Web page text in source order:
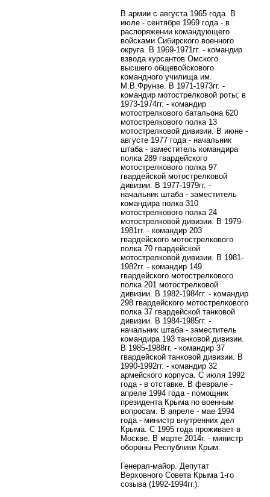
В армии с августа 1965 года. В
июле - сентябре 1969 года - в
распоряжении командующего
войсками Сибирского военного
округа. В 1969-1971гг. - командир
взвода курсантов Омского
высшего общевойскового
командного училища им.
М.В.Фрунзе. В 1971-1973гг. -
командир мотострелковой роты; в
1973-1974гг. - командир
мотострелкового батальона 620
мотострелкового полка 13
мотострелковой дивизии. В июне -
августе 1977 года - начальник
штаба - заместитель командира
полка 289 гвардейского
мотострелкового полка 97
гвардейской мотострелковой
дивизии. В 1977-1979гг. -
начальник штаба - заместитель
командира полка 310
мотострелкового полка 24
мотострелковой дивизии. В 1979-
1981гг. - командир 203
гвардейского мотострелкового
полка 70 гвардейской
мотострелковой дивизии. В 1981-
1982гг. - командир 149
гвардейского мотострелкового
полка 201 мотострелковой
дивизии. В 1982-1984гг. - командир
298 гвардейского мотострелкового
полка 37 гвардейской танковой
дивизии. В 1984-1985гг. -
начальник штаба - заместитель
командира 193 танковой дивизии.
В 1985-1988гг. - командир 37
гвардейской танковой дивизии. В
1990-1992гг. - командир 32
армейского корпуса. С июля 1992
года - в отставке. В феврале -
апреле 1994 года - помощник
президента Крыма по военным
вопросам. В апреле - мае 1994
года - министр внутренних дел
Крыма. С 1995 года проживает в
Москве. В марте 2014г. - министр
обороны Республики Крым.
Генерал-майор. Депутат
Верховного Совета Крыма 1-го
созыва (1992-1994гг.).